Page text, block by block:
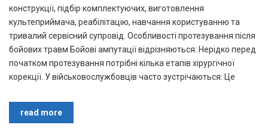
конструкції, підбір комплектуючих, виготовлення
культеприймача, реабілітацію, навчання користуванню та
тривалий сервісний супровід. Особливості протезування після
бойових травм Бойові ампутації відрізняються: Нерідко перед
початком протезування потрібні кілька етапів хірургічної
корекції. У військовослужбовців часто зустрічаються: Це
read more